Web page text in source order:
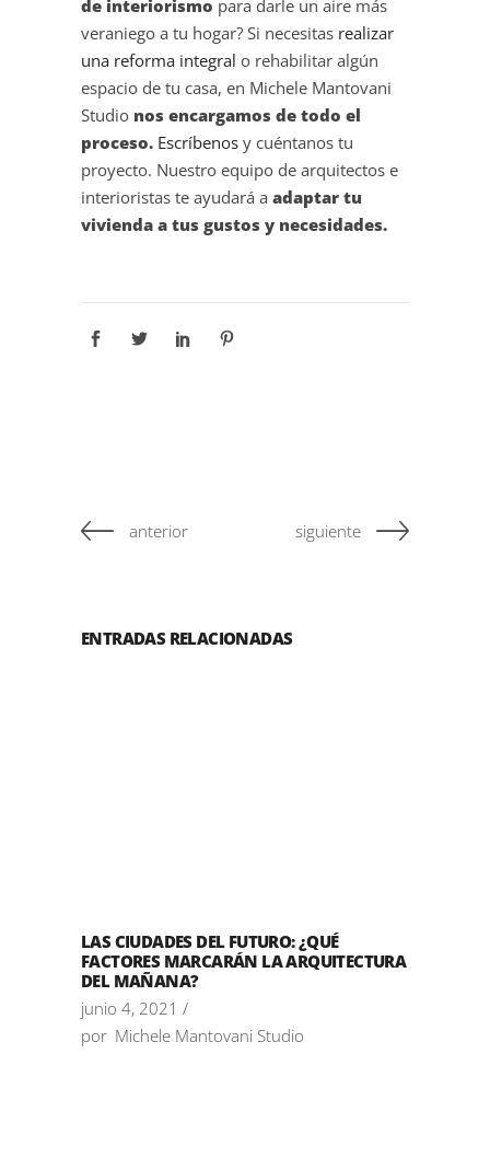
de interiorismo para darle un aire más
veraniego a tu hogar? Si necesitas realizar
una reforma integral o rehabilitar algún
espacio de tu casa, en Michele Mantovani
Studio nos encargamos de todo el
proceso. Escríbenos y cuéntanos tu
proyecto. Nuestro equipo de arquitectos e
interioristas te ayudará a adaptar tu
vivienda a tus gustos y necesidades.
anterior siguiente
ENTRADAS RELACIONADAS
LAS CIUDADES DEL FUTURO: ¿QUÉ
FACTORES MARCARÁN LA ARQUITECTURA
DEL MAÑANA?
junio 4, 2021
por Michele Mantovani Studio